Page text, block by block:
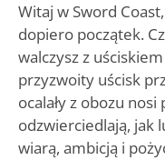
Witaj w Sword
dopiero początek.
walczysz z
przyzwoity uścisk
ocalały z obozu
odzwierciedlają, jak
wiarą, ambicją i